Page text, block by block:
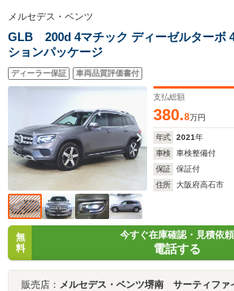
メルセデス・ベンツ
GLB 200d 4マチック ディーゼルターボ
ションパッケージ
ディーラー保証 車両品質評価書付
支払総額
380.8万円
年式 2021年
車検
車検整備付
保証
保証付
住所
大阪府高石市
無
料
今すぐ在庫確認・見積依頼
電話する
販売店： メルセデス・ベンツ堺南 サーティファ